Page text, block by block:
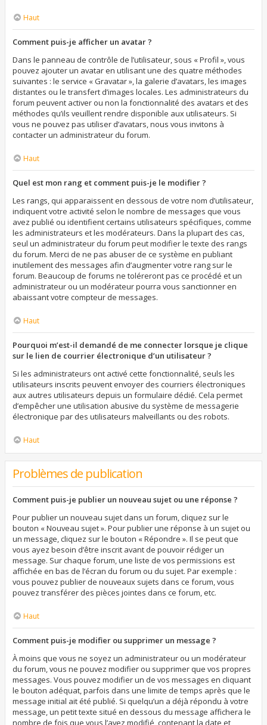
Haut
Comment puis-je afficher un avatar ?
Dans le panneau de contrôle de l’utilisateur, sous « Profil », vous
pouvez ajouter un avatar en utilisant une des quatre méthodes
suivantes : le service « Gravatar », la galerie d’avatars, les images
distantes ou le transfert d’images locales. Les administrateurs du
forum peuvent activer ou non la fonctionnalité des avatars et des
méthodes qu’ils veuillent rendre disponible aux utilisateurs. Si
vous ne pouvez pas utiliser d’avatars, nous vous invitons à
contacter un administrateur du forum.
Haut
Quel est mon rang et comment puis-je le modifier ?
Les rangs, qui apparaissent en dessous de votre nom d’utilisateur,
indiquent votre activité selon le nombre de messages que vous
avez publié ou identifient certains utilisateurs spécifiques, comme
les administrateurs et les modérateurs. Dans la plupart des cas,
seul un administrateur du forum peut modifier le texte des rangs
du forum. Merci de ne pas abuser de ce système en publiant
inutilement des messages afin d’augmenter votre rang sur le
forum. Beaucoup de forums ne toléreront pas ce procédé et un
administrateur ou un modérateur pourra vous sanctionner en
abaissant votre compteur de messages.
Haut
Pourquoi m’est-il demandé de me connecter lorsque je clique
sur le lien de courrier électronique d’un utilisateur ?
Si les administrateurs ont activé cette fonctionnalité, seuls les
utilisateurs inscrits peuvent envoyer des courriers électroniques
aux autres utilisateurs depuis un formulaire dédié. Cela permet
d’empêcher une utilisation abusive du système de messagerie
électronique par des utilisateurs malveillants ou des robots.
Haut
Problèmes de publication
Comment puis-je publier un nouveau sujet ou une réponse ?
Pour publier un nouveau sujet dans un forum, cliquez sur le
bouton « Nouveau sujet ». Pour publier une réponse à un sujet ou
un message, cliquez sur le bouton « Répondre ». Il se peut que
vous ayez besoin d’être inscrit avant de pouvoir rédiger un
message. Sur chaque forum, une liste de vos permissions est
affichée en bas de l’écran du forum ou du sujet. Par exemple :
vous pouvez publier de nouveaux sujets dans ce forum, vous
pouvez transférer des pièces jointes dans ce forum, etc.
Haut
Comment puis-je modifier ou supprimer un message ?
À moins que vous ne soyez un administrateur ou un modérateur
du forum, vous ne pouvez modifier ou supprimer que vos propres
messages. Vous pouvez modifier un de vos messages en cliquant
le bouton adéquat, parfois dans une limite de temps après que le
message initial ait été publié. Si quelqu’un a déjà répondu à votre
message, un petit texte situé en dessous du message affichera le
nombre de fois que vous l’avez modifié, contenant la date et